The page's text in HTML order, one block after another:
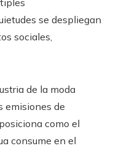
se despliegan
sociales,
de la moda
emisiones de
como el
consume en el